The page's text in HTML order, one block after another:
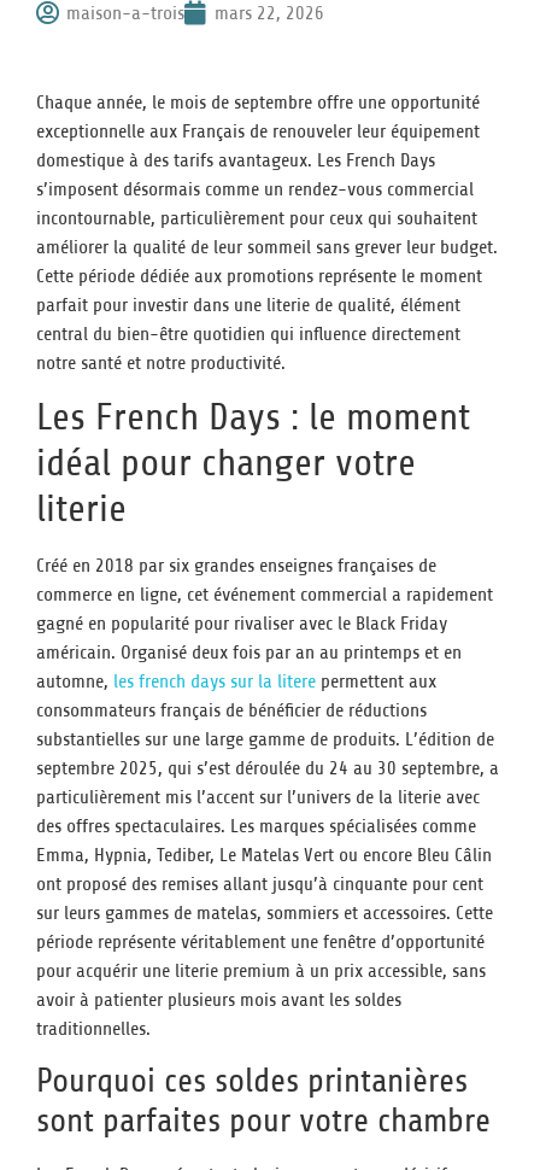
maison-a-trois mars 22, 2026
Chaque année, le mois de septembre offre une opportunité
exceptionnelle aux Français de renouveler leur équipement
domestique à des tarifs avantageux. Les French Days
s’imposent désormais comme un rendez-vous commercial
incontournable, particulièrement pour ceux qui souhaitent
améliorer la qualité de leur sommeil sans grever leur budget.
Cette période dédiée aux promotions représente le moment
parfait pour investir dans une literie de qualité, élément
central du bien-être quotidien qui influence directement
notre santé et notre productivité.
Les French Days : le moment
idéal pour changer votre
literie
Créé en 2018 par six grandes enseignes françaises de
commerce en ligne, cet événement commercial a rapidement
gagné en popularité pour rivaliser avec le Black Friday
américain. Organisé deux fois par an au printemps et en
automne, les french days sur la litere permettent aux
consommateurs français de bénéficier de réductions
substantielles sur une large gamme de produits. L’édition de
septembre 2025, qui s’est déroulée du 24 au 30 septembre, a
particulièrement mis l’accent sur l’univers de la literie avec
des offres spectaculaires. Les marques spécialisées comme
Emma, Hypnia, Tediber, Le Matelas Vert ou encore Bleu Câlin
ont proposé des remises allant jusqu’à cinquante pour cent
sur leurs gammes de matelas, sommiers et accessoires. Cette
période représente véritablement une fenêtre d’opportunité
pour acquérir une literie premium à un prix accessible, sans
avoir à patienter plusieurs mois avant les soldes
traditionnelles.
Pourquoi ces soldes printanières
sont parfaites pour votre chambre